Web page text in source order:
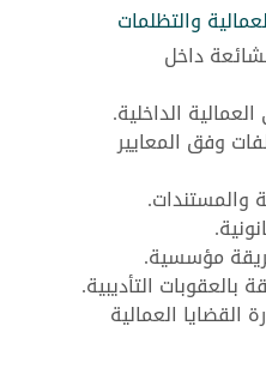
والتظلمات
داخل
الداخلية.
وفق المعايير
والمستندات.
مؤسسية.
بالعقوبات التأديبية.
القضايا العمالية